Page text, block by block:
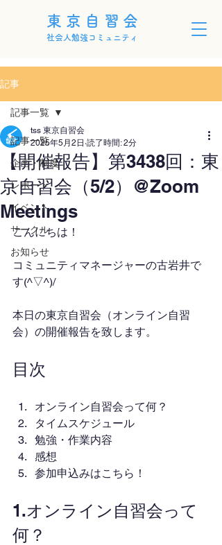
東京自習会
社会人勉強コミュニティ
記事
記事一覧
企画・制度
レポート
イベント
サークル
お知らせ
記事一覧
【開催報告】第3438回：東
京自習会（5/2）@Zoom
Meetings
tss 東京自習会
2025年5月2日 読了時間: 2分
こんにちは！
コミュニティマネージャーの古岩井で
す(^▽^)/
本日の東京自習会（オンライン自習
会）の開催報告を致します。
目次
オンライン自習会って何？
タイムスケジュール
勉強・作業内容
感想
参加申込みはこちら！
1.オンライン自習会って
何？